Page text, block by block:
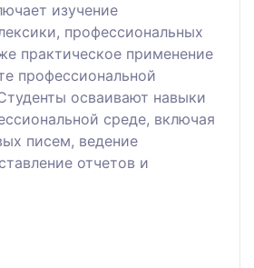
изучение
профессиональных
практическое применение
профессиональной
осваивают навыки
среде, включая
писем, ведение
отчетов и